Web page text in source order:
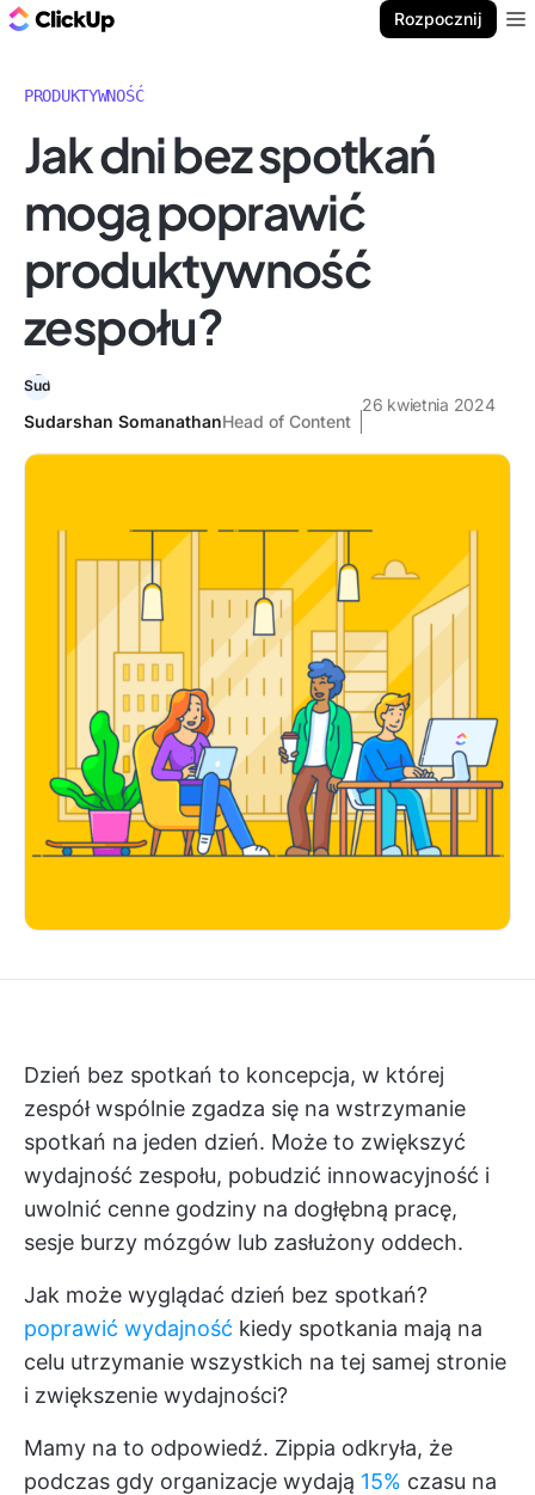
Rozpocznij
PRODUKTYWNOŚĆ
Jak dni bez spotkań
mogą poprawić
produktywność
zespołu?
Sudarshan SomanathanHead of Content
26 kwietnia 2024
Dzień bez spotkań to koncepcja, w której
zespół wspólnie zgadza się na wstrzymanie
spotkań na jeden dzień. Może to zwiększyć
wydajność zespołu, pobudzić innowacyjność i
uwolnić cenne godziny na dogłębną pracę,
sesje burzy mózgów lub zasłużony oddech.
Jak może wyglądać dzień bez spotkań?
poprawić wydajność kiedy spotkania mają na
celu utrzymanie wszystkich na tej samej stronie
i zwiększenie wydajności?
Mamy na to odpowiedź. Zippia odkryła, że
podczas gdy organizacje wydają 15% czasu na